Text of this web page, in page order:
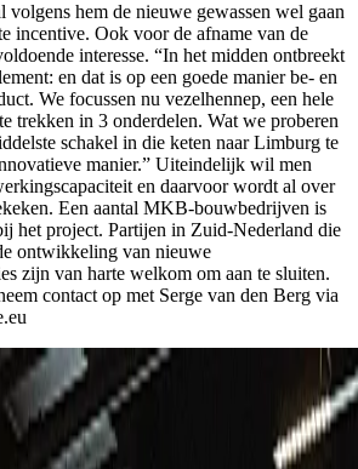
volgens hem de nieuwe gewassen wel gaan
incentive. Ook voor de afname van de
interesse. “In het midden ontbreekt
en dat is op een goede manier be- en
We focussen nu vezelhennep, een hele
trekken in 3 onderdelen. Wat we proberen
schakel in die keten naar Limburg te
manier.” Uiteindelijk wil men
en daarvoor wordt al over
Een aantal MKB-bouwbedrijven is
het project. Partijen in Zuid-Nederland die
ontwikkeling van nieuwe
zijn van harte welkom om aan te sluiten.
contact op met Serge van den Berg via